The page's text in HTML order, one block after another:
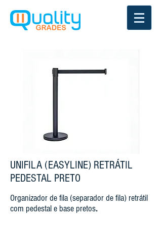
UNIFILA (EASYLINE) RETRÁTIL
PEDESTAL PRETO
Organizador de fila (separador de fila) retrátil
com pedestal e base pretos.